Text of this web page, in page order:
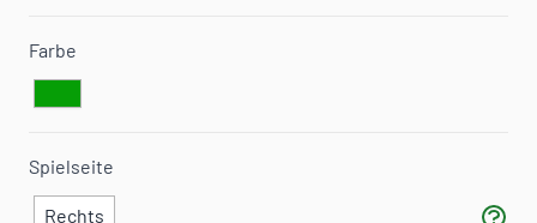
Farbe
Spielseite
Rechts